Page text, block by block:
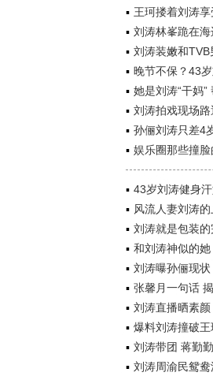
王珂搂着刘涛
刘涛林峯跪在
刘涛装嫩和
晚节不保？43
她是刘涛“干妈
刘涛拍戏现场
孙俪刘涛只差4
娱乐圈那些撞
43岁刘涛健身
风流人妻刘涛
刘涛就是包装
和刘涛神似的
刘涛曝孙俪现
张馨月一句话
刘涛直播晒素
爆料刘涛撞破
刘涛带团 蒋勤
刘涛周渝民鸳